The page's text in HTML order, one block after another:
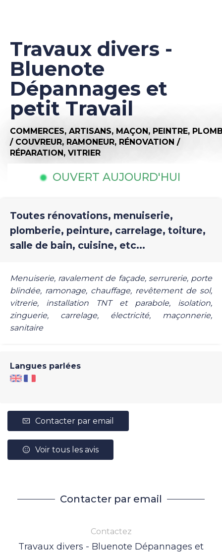
Travaux divers -
Bluenote
Dépannages et
petit Travail
COMMERCES, ARTISANS, MAÇON, PEINTRE,
/ COUVREUR, RAMONEUR, RÉNOVATION /
RÉPARATION, VITRIER
OUVERT AUJOURD'HUI
Toutes rénovations, menuiserie,
plomberie, peinture, carrelage, toiture,
salle de bain, cuisine, etc...
Menuiserie, ravalement de façade, serrurerie, porte
blindée, ramonage, chauffage, revêtement de sol,
vitrerie, installation TNT et parabole, isolation,
zinguerie, carrelage, électricité, maçonnerie,
sanitaire
Langues parlées
Contacter par email
Voir tous les avis
Contacter par email
Contactez
Travaux divers - Bluenote Dépannages et